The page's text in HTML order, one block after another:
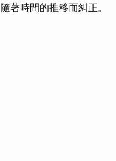
隨著時間的推移而糾正。